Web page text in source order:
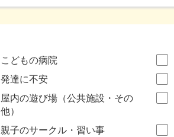
こどもの病院
発達に不安
屋内の遊び場（公共施設・その
他）
親子のサークル・習い事